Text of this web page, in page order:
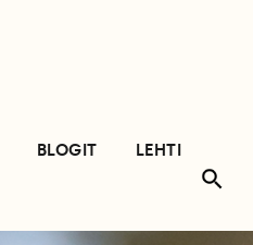
BLOGIT LEHTI